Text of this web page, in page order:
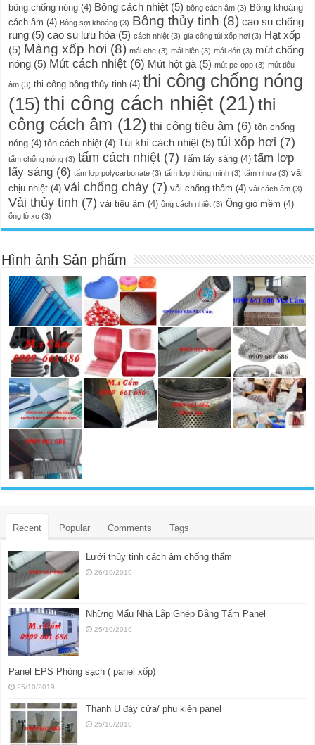
bông chống nóng (4) Bông cách nhiệt (5) bông cách âm (3) Bông khoáng
cách âm (4) Bông sợi khoáng (3) Bông thủy tinh (8) cao su chống
rung (5) cao su lưu hóa (5) cách nhiệt (3) gia công túi xốp hơi (3) Hạt xốp
(5) Màng xốp hơi (8) mái che (3) mái hiên (3) mái đón (3) mút chống
nóng (5) Mút cách nhiệt (6) Mút hột gà (5) mút pe-opp (3) mút tiêu
âm (3) thi công bông thủy tinh (4) thi công chống nóng
(15) thi công cách nhiệt (21) thi
công cách âm (12) thi công tiêu âm (6) tôn chống
nóng (4) tôn cách nhiệt (4) Túi khí cách nhiệt (5) túi xốp hơi (7)
tấm chống nóng (3) tấm cách nhiệt (7) Tấm lấy sáng (4) tấm lợp
lấy sáng (6) tấm lợp polycarbonate (3) tấm lợp thông minh (3) tấm nhựa (3) vải
chịu nhiệt (4) vải chống cháy (7) vải chống thấm (4) vải cách âm (3)
Vải thủy tinh (7) vải tiêu âm (4) ông cách nhiệt (3) Ống gió mềm (4)
ống lò xo (3)
Hình ảnh Sản phẩm
Recent Popular Comments Tags
Lưới thủy tinh cách âm chống thấm
26/10/2019
Những Mẩu Nhà Lắp Ghép Bằng Tấm Panel
25/10/2019
Panel EPS Phòng sạch ( panel xốp)
25/10/2019
Thanh U đáy cửa/ phụ kiện panel
25/10/2019